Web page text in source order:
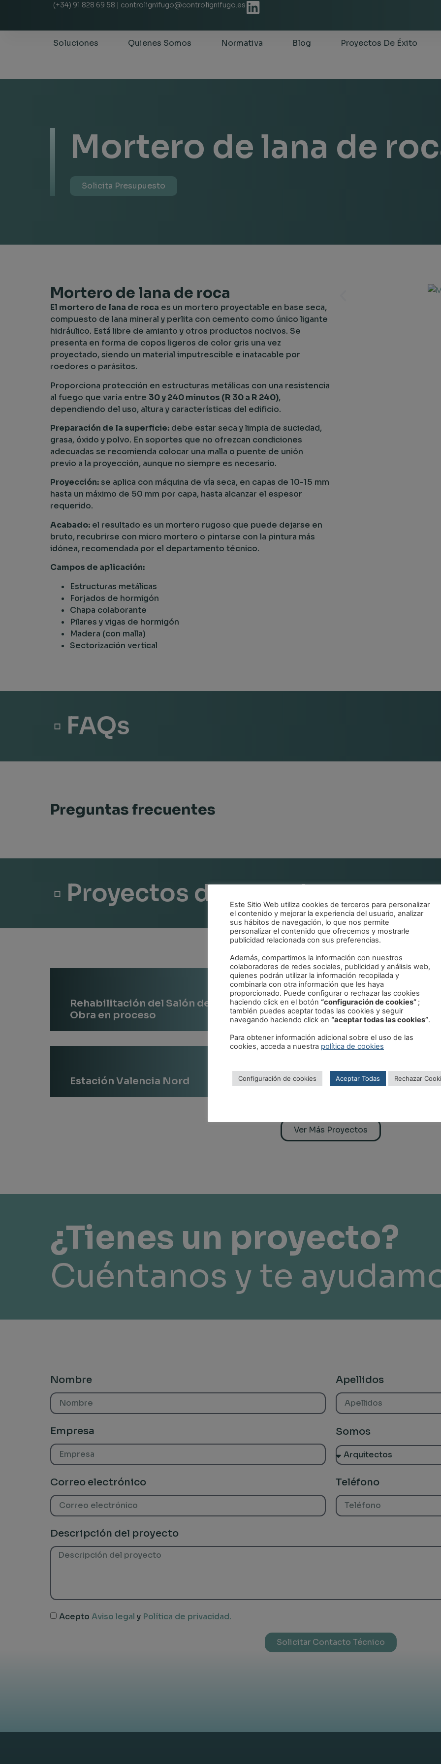
(+34) 91 828 69 58 | controlignifugo@controlignifugo.es
Soluciones Quienes Somos Normativa Blog Proyectos De Éxito
Mortero de lana de
Solicita Presupuesto
Mortero de lana de roca
El mortero de lana de roca es un mortero proyectable en base seca,
compuesto de lana mineral y perlita con cemento como único ligante
hidráulico. Está libre de amianto y otros productos nocivos. Se
presenta en forma de copos ligeros de color gris una vez
proyectado, siendo un material imputrescible e inatacable por
roedores o parásitos.
Proporciona protección en estructuras metálicas con una resistencia
al fuego que varía entre 30 y 240 minutos (R 30 a R 240),
dependiendo del uso, altura y características del edificio.
Preparación de la superficie: debe estar seca y limpia de suciedad,
grasa, óxido y polvo. En soportes que no ofrezcan condiciones
adecuadas se recomienda colocar una malla o puente de unión
previo a la proyección, aunque no siempre es necesario.
Proyección:se aplica con máquina de vía seca, en capas de 10-15 mm
hasta un máximo de 50 mm por capa, hasta alcanzar el espesor
requerido.
Acabado: el resultado es un mortero rugoso que puede dejarse en
bruto, recubrirse con micro mortero o pintarse con la pintura más
idónea, recomendada por el departamento técnico.
Campos de aplicación:
Estructuras metálicas
Forjados de hormigón
Chapa colaborante
Pilares y vigas de hormigón
Madera (con malla)
Sectorización vertical
▫ FAQs
Preguntas frecuentes
▫ Proyectos destacados
Ver Caso
Rehabilitación del Salón de Reinos (Madrid) –
Obra en proceso
Estación
Estación Valencia Nord
Estación
Ver Más Proyectos
¿Tienes un proyecto?
Cuéntanos y te
Nombre Apellidos
Empresa Somos
Correo electrónico Teléfono
Descripción del proyecto
Acepto Aviso legal y Política de privacidad.
Solicitar Contacto Técnico
Este Sitio Web utiliza cookies de terceros para personalizar
el contenido y mejorar la experiencia del usuario, analizar
sus hábitos de navegación, lo que nos permite
personalizar el contenido que ofrecemos y mostrarle
publicidad relacionada con sus preferencias.
Además, compartimos la información con nuestros
colaboradores de redes sociales, publicidad y análisis web,
quienes podrán utilizar la información recopilada y
combinarla con otra información que les haya
proporcionado. Puede configurar o rechazar las cookies
haciendo click en el botón “configuración de cookies” ;
también puedes aceptar todas las cookies y seguir
navegando haciendo click en “aceptar todas las cookies”.
Para obtener información adicional sobre el uso de las
cookies, acceda a nuestra política de cookies
Configuración de cookies Aceptar Todas Rechazar